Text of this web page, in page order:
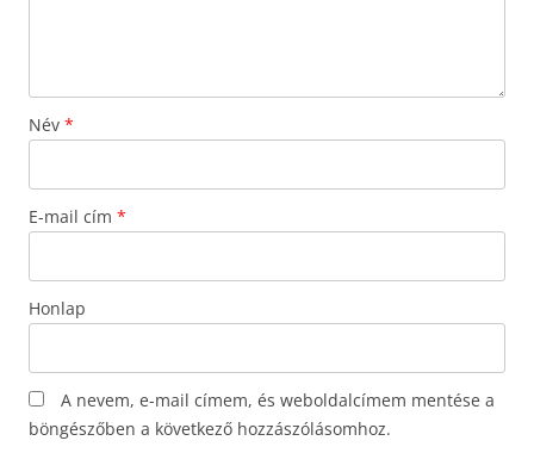
Név *
E-mail cím *
Honlap
A nevem, e-mail címem, és weboldalcímem mentése a
böngészőben a következő hozzászólásomhoz.